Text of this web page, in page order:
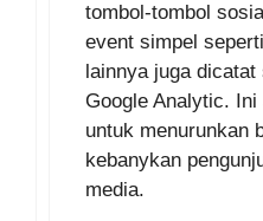
tombol-tombol
event simpel
lainnya juga
Google Analytic.
untuk menurunkan
kebanykan
media.